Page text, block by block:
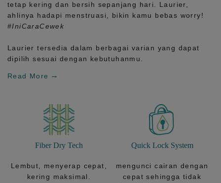
tetap kering dan bersih sepanjang hari.
Laurier,
ahlinya hadapi menstruasi, bikin kamu bebas worry!
#IniCaraCewek
Laurier tersedia dalam berbagai varian yang dapat
dipilih sesuai dengan kebutuhanmu.
Read More
Fiber Dry Tech
Lembut, menyerap cepat,
kering maksimal.
Quick Lock System
mengunci cairan dengan
cepat sehingga tidak